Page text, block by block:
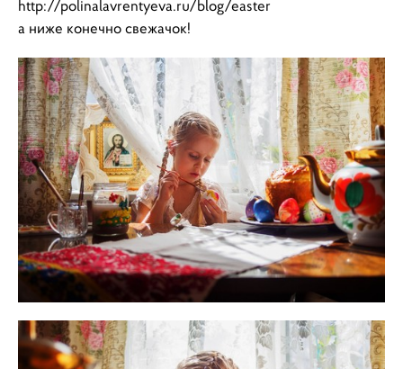
http://polinalavrentyeva.ru/blog/easter
а ниже конечно свежачок!